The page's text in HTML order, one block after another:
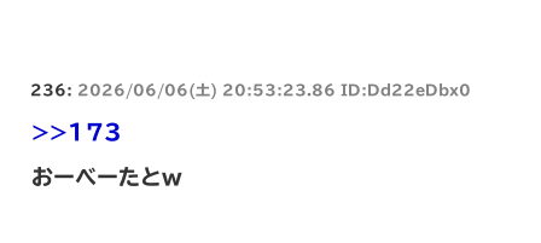
236: 2026/06/06(土) 20:53:23.86 ID:Dd22eDbx0
>>173
おーべーたとw